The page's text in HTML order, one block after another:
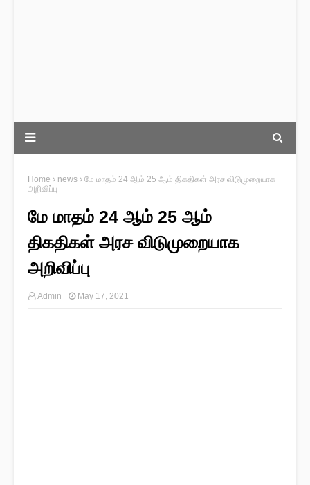
Home news
மே மாதம் 24 ஆம் 25 ஆம் திகதிகள் அரச விடுமுறையாக
அறிவிப்பு
மே மாதம் 24 ஆம் 25 ஆம்
திகதிகள் அரச விடுமுறையாக
அறிவிப்பு
Admin May 17, 2021